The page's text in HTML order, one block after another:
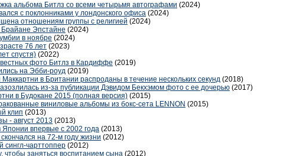
альбома Битлз со всеми четырьмя автографами (2024)
с поклонниками у лондонского офиса (2024)
отношениям группы с религией (2024)
Эпстайне (2024)
в ноябре (2024)
76 лет (2023)
спустя) (2022)
фото Битлз в Кардиффе (2019)
на Эбби-роуд (2019)
в Британии распроданы в течение нескольких секунд (2018)
из-за публикации Дэвидом Бекхэмом фото с ее дочерью (2017)
в Будокане 2015 (полная версия) (2015)
виниловые альбомы из бокс-сета LENNON (2015)
клип (2013)
- август 2013 (2013)
Японии впервые с 2002 года (2013)
на 72-м году жизни (2012)
сингл-чарттоппер (2012)
чтобы заняться воспитанием сына (2012)